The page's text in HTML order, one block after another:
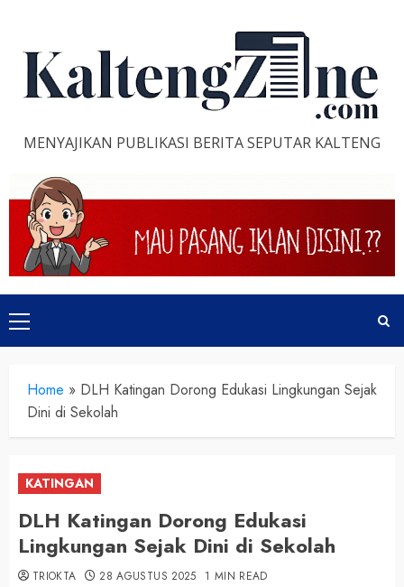
content
MENYAJIKAN PUBLIKASI BERITA SEPUTAR KALTENG
Primary
Menu
Home » DLH Katingan Dorong Edukasi Lingkungan Sejak
Dini di Sekolah
KATINGAN
DLH Katingan Dorong Edukasi
Lingkungan Sejak Dini di Sekolah
TRIOKTA 28 AGUSTUS 2025 1 MIN READ